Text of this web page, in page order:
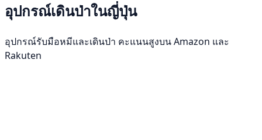
อุปกรณ์เดินป่าในญี่ปุ่น
อุปกรณ์รับมือหมีและเดินป่า คะแนนสูงบน Amazon และ
Rakuten